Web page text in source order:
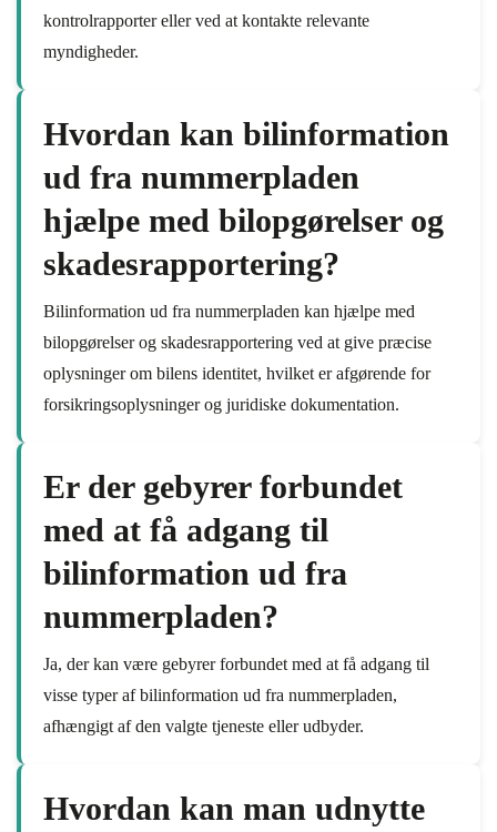
kontrolrapporter eller ved at kontakte relevante
myndigheder.
Hvordan kan bilinformation
ud fra nummerpladen
hjælpe med bilopgørelser og
skadesrapportering?
Bilinformation ud fra nummerpladen kan hjælpe med
bilopgørelser og skadesrapportering ved at give præcise
oplysninger om bilens identitet, hvilket er afgørende for
forsikringsoplysninger og juridiske dokumentation.
Er der gebyrer forbundet
med at få adgang til
bilinformation ud fra
nummerpladen?
Ja, der kan være gebyrer forbundet med at få adgang til
visse typer af bilinformation ud fra nummerpladen,
afhængigt af den valgte tjeneste eller udbyder.
Hvordan kan man udnytte